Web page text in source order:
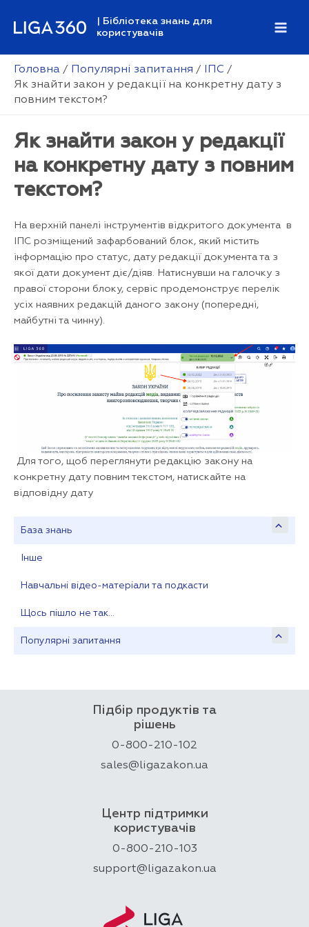
| Бібліотека знань для
користувачів
Головна Популярні запитання
ІПС
Як знайти закон у редакції на конкретну дату з
повним текстом?
База знань
Інше
Навчальні відео-матеріали та подкасти
Щось пішло не так…
Популярні запитання
Як знайти закон у редакції
на конкретну дату з повним
текстом?
На верхній панелі інструментів відкритого документа в
ІПС розміщений зафарбований блок, який містить
інформацію про статус, дату редакції документа та з
якої дати документ діє/діяв. Натиснувши на галочку з
правої сторони блоку, сервіс продемонструє перелік
усіх наявних редакцій даного закону (попередні,
майбутні та чинну).
Для того, щоб переглянути редакцію закону на
конкретну дату повним текстом, натискайте на
відповідну дату
Підбір продуктів та
рішень
0-800-210-102
sales@ligazakon.ua
Центр підтримки
користувачів
0-800-210-103
support@ligazakon.ua